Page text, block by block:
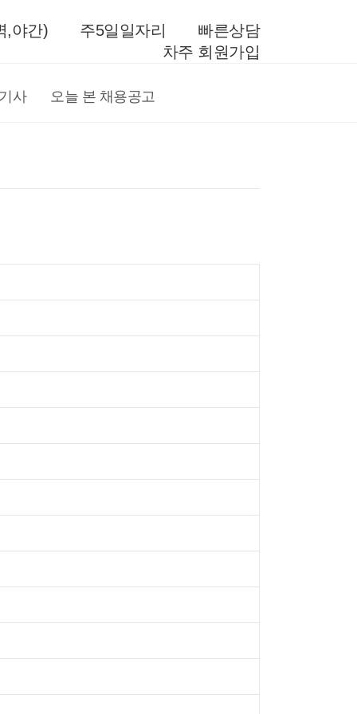
빠른상담
주5일일자리
,야간)
차주 회원가입
사 오늘 본 채용공고